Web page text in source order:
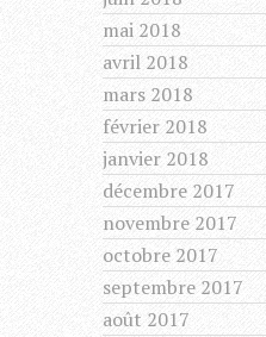
mai 2018
avril 2018
mars 2018
février 2018
janvier 2018
décembre 2017
novembre 2017
octobre 2017
septembre 2017
août 2017